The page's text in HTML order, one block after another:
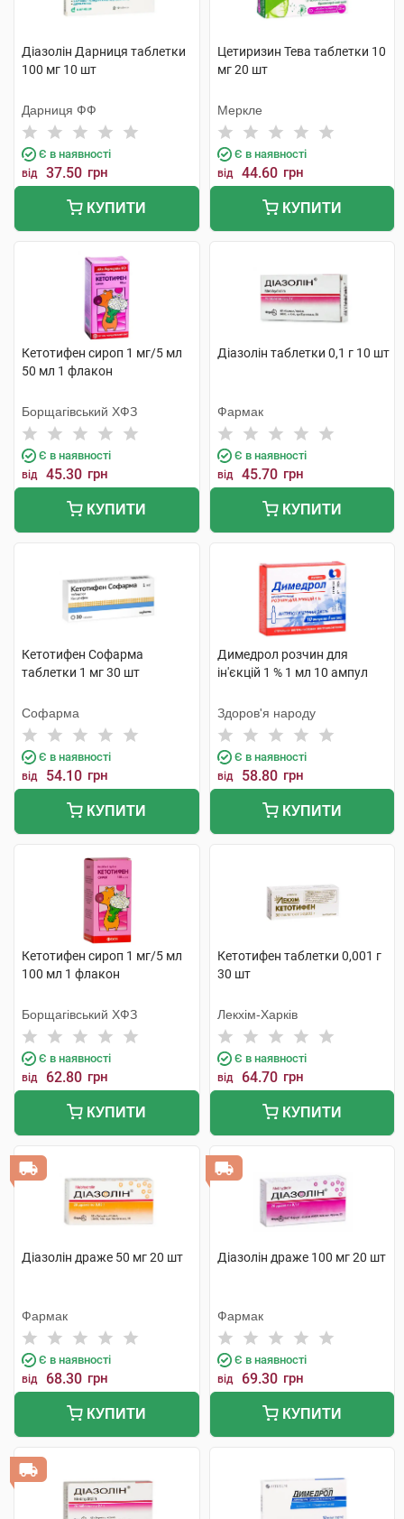
Діазолін Дарниця таблетки
100 мг 10 шт
Дарниця ФФ
Є в наявності
від 37.50 грн
КУПИТИ
Цетиризин Тева таблетки 10
мг 20 шт
Меркле
Є в наявності
від 44.60 грн
КУПИТИ
Кетотифен сироп 1 мг/5 мл
50 мл 1 флакон
Борщагівський ХФЗ
Є в наявності
від 45.30 грн
КУПИТИ
Діазолін таблетки 0,1 г 10 шт
Фармак
Є в наявності
від 45.70 грн
КУПИТИ
Кетотифен Софарма
таблетки 1 мг 30 шт
Софарма
Є в наявності
від 54.10 грн
КУПИТИ
Димедрол розчин для
ін'єкцій 1 % 1 мл 10 ампул
Здоров'я народу
Є в наявності
від 58.80 грн
КУПИТИ
Кетотифен сироп 1 мг/5 мл
100 мл 1 флакон
Борщагівський ХФЗ
Є в наявності
від 62.80 грн
КУПИТИ
Кетотифен таблетки 0,001 г
30 шт
Лекхім-Харків
Є в наявності
від 64.70 грн
КУПИТИ
Діазолін драже 50 мг 20 шт
Фармак
Є в наявності
від 68.30 грн
КУПИТИ
Діазолін драже 100 мг 20 шт
Фармак
Є в наявності
від 69.30 грн
КУПИТИ